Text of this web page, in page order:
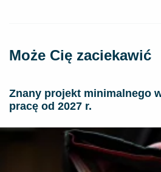
Może Cię zaciekawić
Znany projekt minimalnego
pracę od 2027 r.